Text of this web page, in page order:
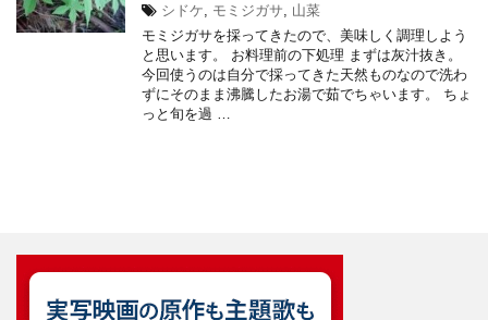
シドケ
モミジガサ
山菜
モミジガサを採ってきたので、美味しく調理しよう
と思います。 お料理前の下処理 まずは灰汁抜き。
今回使うのは自分で採ってきた天然ものなので洗わ
ずにそのまま沸騰したお湯で茹でちゃいます。 ちょ
っと旬を過 …